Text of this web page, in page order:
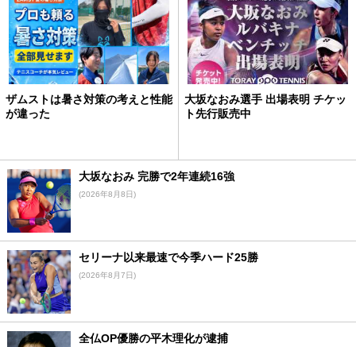
ザムストは暑さ対策の考えと性能
が違った
大坂なおみ選手 出場表明 チケッ
ト先行販売中
大坂なおみ 完勝で2年連続16強
(2026年8月8日)
セリーナ以来最速で今季ハード25勝
(2026年8月7日)
全仏OP優勝の平木理化が逮捕